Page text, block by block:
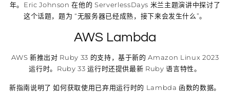
年。Eric Johnson 在他的 ServerlessDays 米兰主题演讲中探讨了
这个话题，题为 “无服务器已经成熟，接下来会发生什么”。
AWS Lambda
AWS 新推出对 Ruby 33 的支持，基于新的 Amazon Linux 2023
运行时。Ruby 33 运行时还提供最新 Ruby 语言特性。
新指南说明了 如何获取使用已弃用运行时的 Lambda 函数的数据。